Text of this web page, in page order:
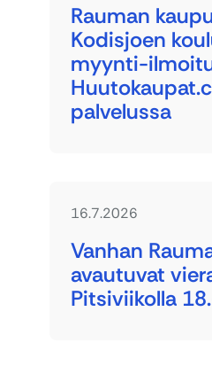
Rauman
Kodisjoen
myynti-
palvelussa
Vanhan
avautuvat
Pitsiviikolla
16.7.2026